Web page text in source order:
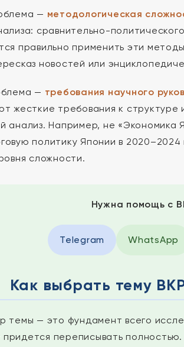
— методологическая
сравнительно-
правильно применить эти
новостей или
— требования научного
жесткие требования к
анализ. Например, не «Экономика
политику Японии в
сложности.
Нужна помощь с
Telegram WhatsApp
Как выбрать тему
темы — это фундамент всего
придется переписывать